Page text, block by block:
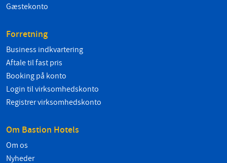
Gæstekonto
Forretning
Business indkvartering
Aftale til fast pris
Booking på konto
Login til virksomhedskonto
Registrer virksomhedskonto
Om Bastion Hotels
Om os
Nyheder